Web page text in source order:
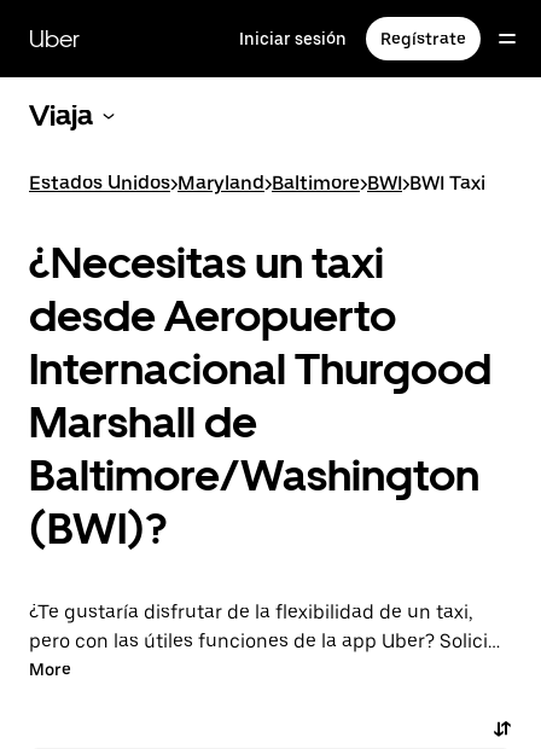
contenido
principal
Uber Iniciar sesión Regístrate
Viaja
Estados Unidos>Maryland>Baltimore>BWI>BWI Taxi
¿Necesitas un taxi
desde Aeropuerto
Internacional Thurgood
Marshall de
Baltimore/Washington
(BWI)?
¿Te gustaría disfrutar de la flexibilidad de un taxi,
pero con las útiles funciones de la app Uber? Solicita
un viaje con la app desde o hacia el aeropuerto BWI.
reserva a cualquier hora del día desde la app o la web
More